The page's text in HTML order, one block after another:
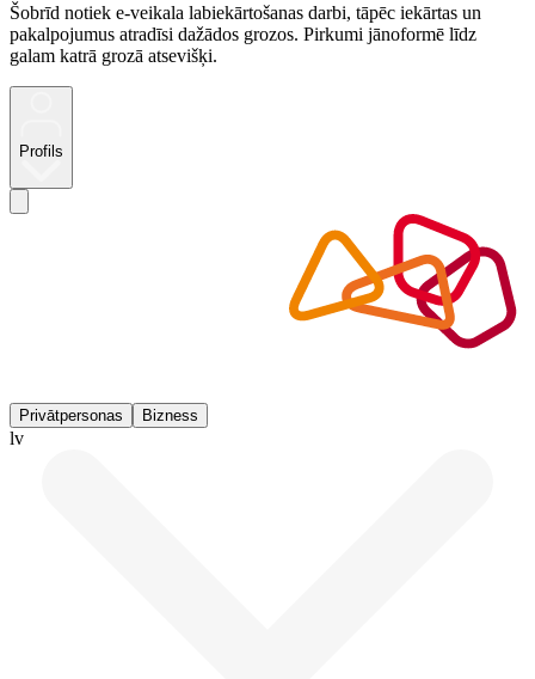
Šobrīd notiek e-veikala labiekārtošanas darbi, tāpēc iekārtas un
pakalpojumus atradīsi dažādos grozos. Pirkumi jānoformē līdz
galam katrā grozā atsevišķi.
Profils
Privātpersonas Bizness
lv